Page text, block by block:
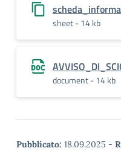
sheet - 14 kb
document - 14 kb
Pubblicato: 18.09.2025 -